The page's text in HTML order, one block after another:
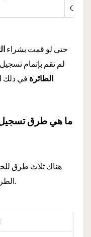
QR
حتى لو قمت بشراء
لم تقم بإتمام
الطائرة في ذلك
ما هي طرق
هناك ثلاث طرق